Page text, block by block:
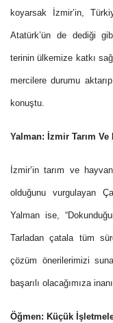
koyarsak İzmir’in,
Atatürk’ün de dediği
terinin ülkemize katkı
mercilere durumu
konuştu.
Yalman: İzmir Tarım
İzmir’in tarım ve
olduğunu vurgulayan
Yalman ise,
Tarladan çatala tüm
çözüm önerilerimizi
başarılı olacağımıza
Öğmen: Küçük